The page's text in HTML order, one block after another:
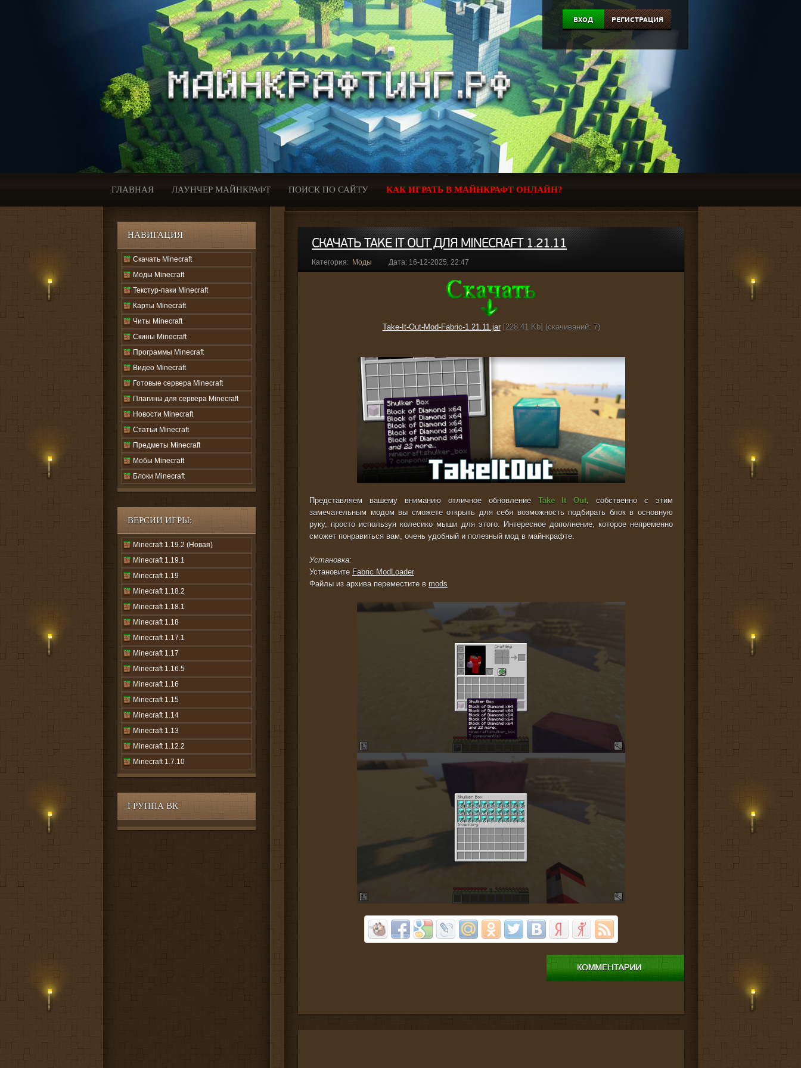
ВХОД РЕГИСТРАЦИЯ
ГЛАВНАЯ ЛАУНЧЕР МАЙНКРАФТ ПОИСК ПО САЙТУ КАК ИГРАТЬ В МАЙНКРАФТ ОНЛАЙН?
НАВИГАЦИЯ
Скачать Minecraft
Моды Minecraft
Текстур-паки Minecraft
Карты Minecraft
Читы Minecraft
Скины Minecraft
Программы Minecraft
Видео Minecraft
Готовые сервера Minecraft
Плагины для сервера Minecraft
Новости Minecraft
Статьи Minecraft
Предметы Minecraft
Мобы Minecraft
Блоки Minecraft
ВЕРСИИ ИГРЫ:
Minecraft 1.19.2 (Новая)
Minecraft 1.19.1
Minecraft 1.19
Minecraft 1.18.2
Minecraft 1.18.1
Minecraft 1.18
Minecraft 1.17.1
Minecraft 1.17
Minecraft 1.16.5
Minecraft 1.16
Minecraft 1.15
Minecraft 1.14
Minecraft 1.13
Minecraft 1.12.2
Minecraft 1.7.10
ГРУППА ВК
СКАЧАТЬ TAKE IT OUT ДЛЯ MINECRAFT 1.21.11
Категория: Моды Дата: 16-12-2025, 22:47
Take-It-Out-Mod-Fabric-1.21.11.jar[228.41 Kb] (cкачиваний: 7)
Представляем вашему вниманию отличное обновление Take It Out, собственно с этим
замечательным модом вы сможете открыть для себя возможность подбирать блок в основную
руку, просто используя колесико мыши для этого. Интересное дополнение, которое непременно
сможет понравиться вам, очень удобный и полезный мод в майнкрафте.
Установка:
Установите Fabric ModLoader
Файлы из архива переместите в mods